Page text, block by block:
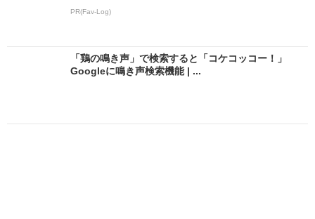
PR(Fav-Log)
「鶏の鳴き声」で検索すると「コケコッコー！」
Googleに鳴き声検索機能 | ...